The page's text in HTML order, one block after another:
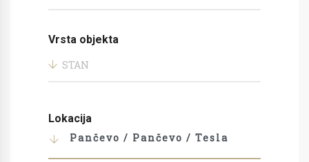
Vrsta objekta
STAN
Lokacija
Pančevo / Pančevo / Tesla